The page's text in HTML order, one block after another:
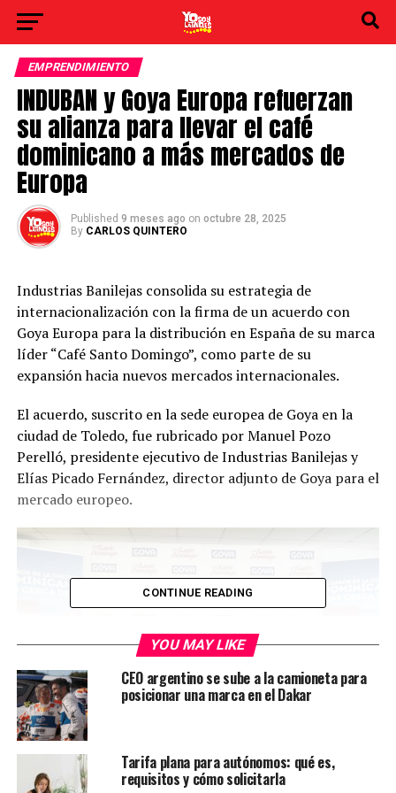
EMPRENDIMIENTO
INDUBAN y Goya Europa refuerzan
su alianza para llevar el café
dominicano a más mercados de
Europa
Published 9 meses ago on octubre 28, 2025
By CARLOS QUINTERO
Industrias Banilejas consolida su estrategia de
internacionalización con la firma de un acuerdo con
Goya Europa para la distribución en España de su marca
líder “Café Santo Domingo”, como parte de su
expansión hacia nuevos mercados internacionales.
El acuerdo, suscrito en la sede europea de Goya en la
ciudad de Toledo, fue rubricado por Manuel Pozo
Perelló, presidente ejecutivo de Industrias Banilejas y
Elías Picado Fernández, director adjunto de Goya para el
mercado europeo.
CONTINUE READING
YOU MAY LIKE
CEO argentino se sube a la camioneta para
posicionar una marca en el Dakar
Tarifa plana para autónomos: qué es,
requisitos y cómo solicitarla